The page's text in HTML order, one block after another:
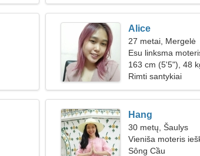
Alice
27 metai, Mergelė
Esu linksma
163 cm (5'5"), 48
Rimti santykiai
Hang
30 metų, Šaulys
Vieniša moteris
Sông Cầu